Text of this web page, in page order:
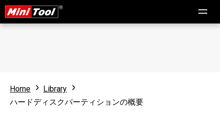
Home
Library
ハードディスクパーティションの概要